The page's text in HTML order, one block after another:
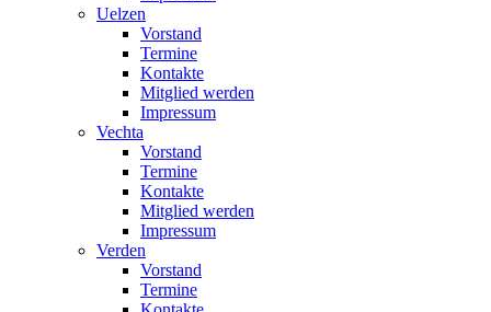
Uelzen
Vorstand
Termine
Kontakte
Mitglied werden
Impressum
Vechta
Vorstand
Termine
Kontakte
Mitglied werden
Impressum
Verden
Vorstand
Termine